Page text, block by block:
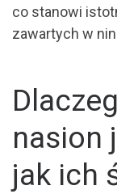
co stanowi
zawartych w
nasion
jak ich